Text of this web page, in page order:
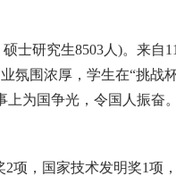
士研究生8503人)。来自
氛围浓厚，学生在“挑战
为国争光，令国人振奋
项，国家技术发明奖1项